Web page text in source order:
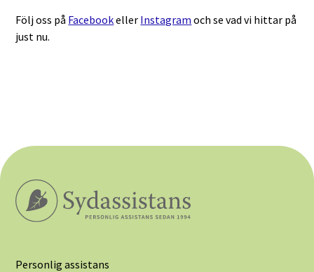
Följ oss på Facebookeller Instagram och se vad vi hittar på
just nu.
Personlig assistans